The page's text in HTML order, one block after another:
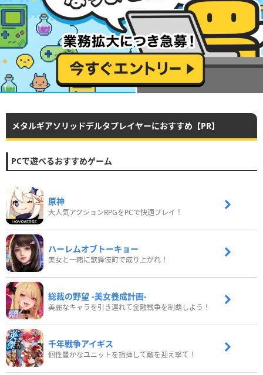
メタルギアソリッドデルタプレイヤーにおすすめ【PR】
PCで遊べるおすすめゲーム
原神
大人気アクションRPGをPCで快適プレイ！
ハーレムオブトーキョー
美女と一緒に歌舞伎町で成り上がれ！
総裁の野望 -美女養成計画-
美麗なキャラを引き連れて金融戦争を制覇しよう！
千年戦争アイギス
個性豊かなユニットを指揮して敵を迎え撃て！